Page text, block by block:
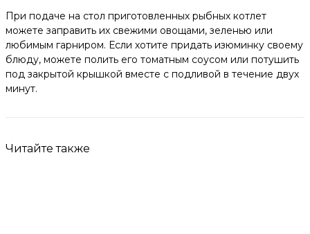
При подаче на стол приготовленных рыбных котлет
можете заправить их свежими овощами, зеленью или
любимым гарниром. Если хотите придать изюминку своему
блюду, можете полить его томатным соусом или потушить
под закрытой крышкой вместе с подливой в течение двух
минут.
Читайте также